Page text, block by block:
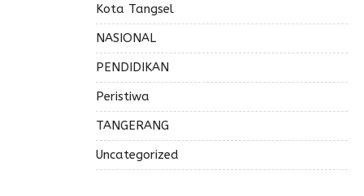
Kota Tangsel
NASIONAL
PENDIDIKAN
Peristiwa
TANGERANG
Uncategorized